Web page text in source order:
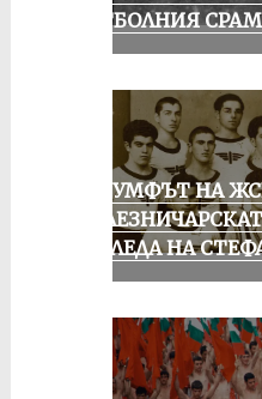
ФУТБОЛНИЯ СРАМ
ТРИУМФЪТ НА
ПОГЛЕДА НА